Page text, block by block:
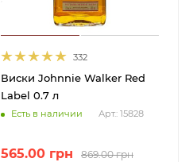
332
Виски Johnnie Walker Red
Label 0.7 л
Есть в наличии Арт.: 15828
565.00 грн 869.00грн